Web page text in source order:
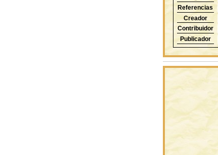
Referencias
Creador
Contribuidor
Publicador